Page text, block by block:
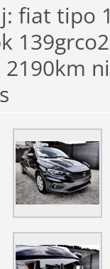
fiat tipo
139grco2